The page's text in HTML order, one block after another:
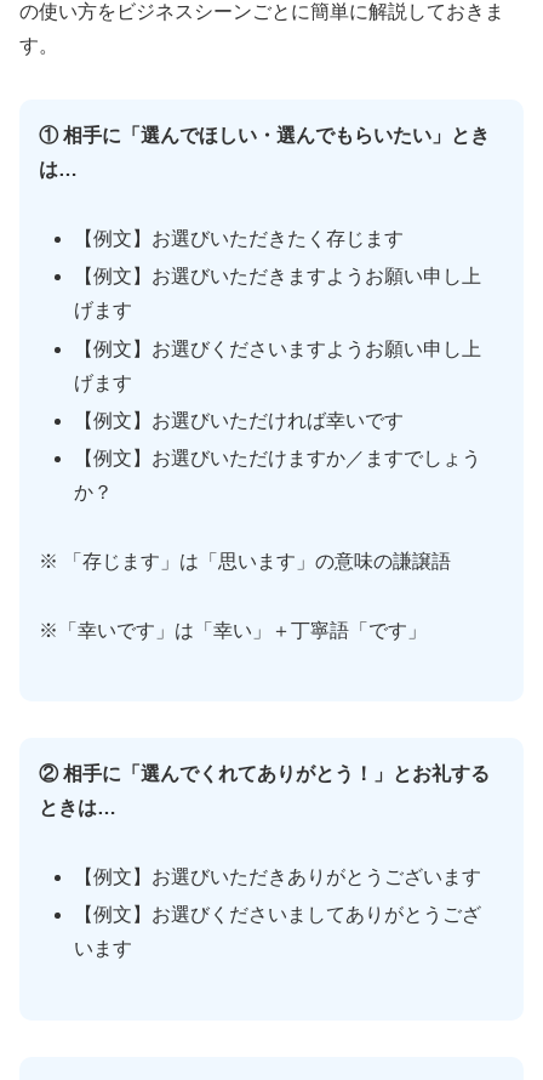
の使い方をビジネスシーンごとに簡単に解説しておきま
す。
① 相手に「選んでほしい・選んでもらいたい」とき
は…
【例文】お選びいただきたく存じます
【例文】お選びいただきますようお願い申し上
げます
【例文】お選びくださいますようお願い申し上
げます
【例文】お選びいただければ幸いです
【例文】お選びいただけますか／ますでしょう
か？
※ 「存じます」は「思います」の意味の謙譲語
※「幸いです」は「幸い」＋丁寧語「です」
② 相手に「選んでくれてありがとう！」とお礼する
ときは…
【例文】お選びいただきありがとうございます
【例文】お選びくださいましてありがとうござ
います